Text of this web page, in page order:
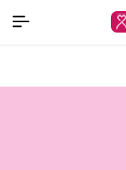
Stilvoll,